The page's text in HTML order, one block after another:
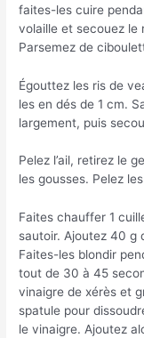
faites-les cuire
volaille et secouez le
Parsemez de
Égouttez les ris de
les en dés de 1 cm.
largement, puis
Pelez l’ail, retirez le
les gousses. Pelez
Faites chauffer 1
sautoir. Ajoutez 40 g
Faites-les blondir
tout de 30 à 45
vinaigre de xérès et
spatule pour
le vinaigre. Ajoutez